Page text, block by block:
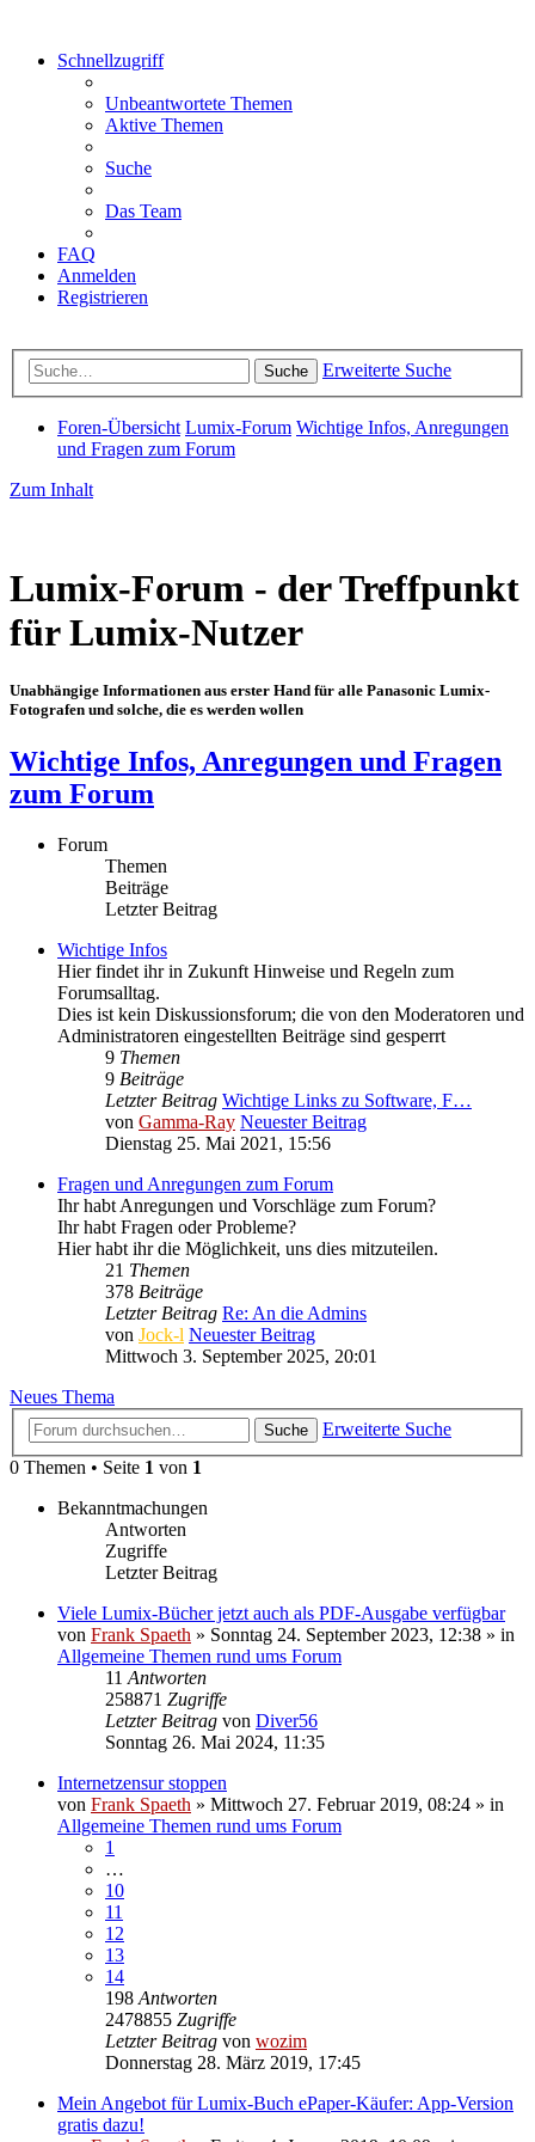
Schnellzugriff
Unbeantwortete Themen
Aktive Themen
Suche
Das Team
FAQ
Anmelden
Registrieren
Suche Erweiterte Suche
Foren-Übersicht Lumix-Forum Wichtige Infos, Anregungen
und Fragen zum Forum
Zum Inhalt
Lumix-Forum - der Treffpunkt
für Lumix-Nutzer
Unabhängige Informationen aus erster Hand für alle Panasonic Lumix-
Fotografen und solche, die es werden wollen
Wichtige Infos, Anregungen und Fragen
zum Forum
Forum
Themen
Beiträge
Letzter Beitrag
Wichtige Infos
Hier findet ihr in Zukunft Hinweise und Regeln zum
Forumsalltag.
Dies ist kein Diskussionsforum; die von den Moderatoren und
Administratoren eingestellten Beiträge sind gesperrt
9 Themen
9 Beiträge
Letzter Beitrag Wichtige Links zu Software, F…
von Gamma-Ray Neuester Beitrag
Dienstag 25. Mai 2021, 15:56
Fragen und Anregungen zum Forum
Ihr habt Anregungen und Vorschläge zum Forum?
Ihr habt Fragen oder Probleme?
Hier habt ihr die Möglichkeit, uns dies mitzuteilen.
21 Themen
378 Beiträge
Letzter Beitrag Re: An die Admins
von Jock-l Neuester Beitrag
Mittwoch 3. September 2025, 20:01
Neues Thema
Suche
Erweiterte Suche
0 Themen • Seite 1 von 1
Bekanntmachungen
Antworten
Zugriffe
Letzter Beitrag
Viele Lumix-Bücher jetzt auch als PDF-Ausgabe verfügbar
von Frank Spaeth » Sonntag 24. September 2023, 12:38 » in
Allgemeine Themen rund ums Forum
11 Antworten
258871 Zugriffe
Letzter Beitrag von Diver56
Sonntag 26. Mai 2024, 11:35
Internetzensur stoppen
von Frank Spaeth » Mittwoch 27. Februar 2019, 08:24 » in
Allgemeine Themen rund ums Forum
1
…
10
11
12
13
14
198 Antworten
2478855 Zugriffe
Letzter Beitrag von wozim
Donnerstag 28. März 2019, 17:45
Mein Angebot für Lumix-Buch ePaper-Käufer: App-Version
gratis dazu!